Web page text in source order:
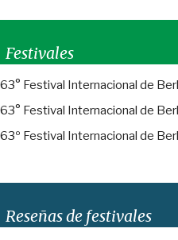
Festivales
63° Festival Internacional de
63° Festival Internacional de
63º Festival Internacional de
Reseñas de festivales